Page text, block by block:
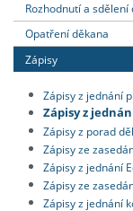
Rozhodnutí a
Opatření děkana
Zápisy
Zápisy z jednání
Zápisy z
Zápisy z porad
Zápisy ze
Zápisy z jednání
Zápisy ze
Zápisy z jednání